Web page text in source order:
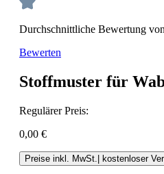
Durchschnittliche Bewertung
Bewerten
Stoffmuster für
Regulärer Preis:
0,00 €
Preise inkl. MwSt.| kostenloser